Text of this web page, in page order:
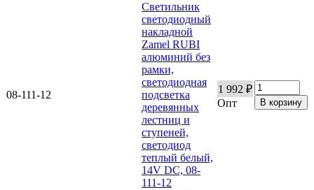
08-111-12
Светильник
светодиодный
накладной
Zamel RUBI
алюминий без
рамки,
светодиодная
подсветка
деревянных
лестниц и
ступеней,
светодиод
теплый белый,
14V DC, 08-
111-12
1 992 ₽
Опт